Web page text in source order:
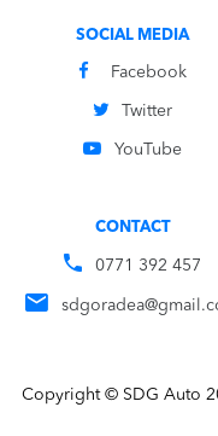
SOCIAL MEDIA
Facebook
Twitter
YouTube
CONTACT
0771 392 457
Copyright © SDG Auto